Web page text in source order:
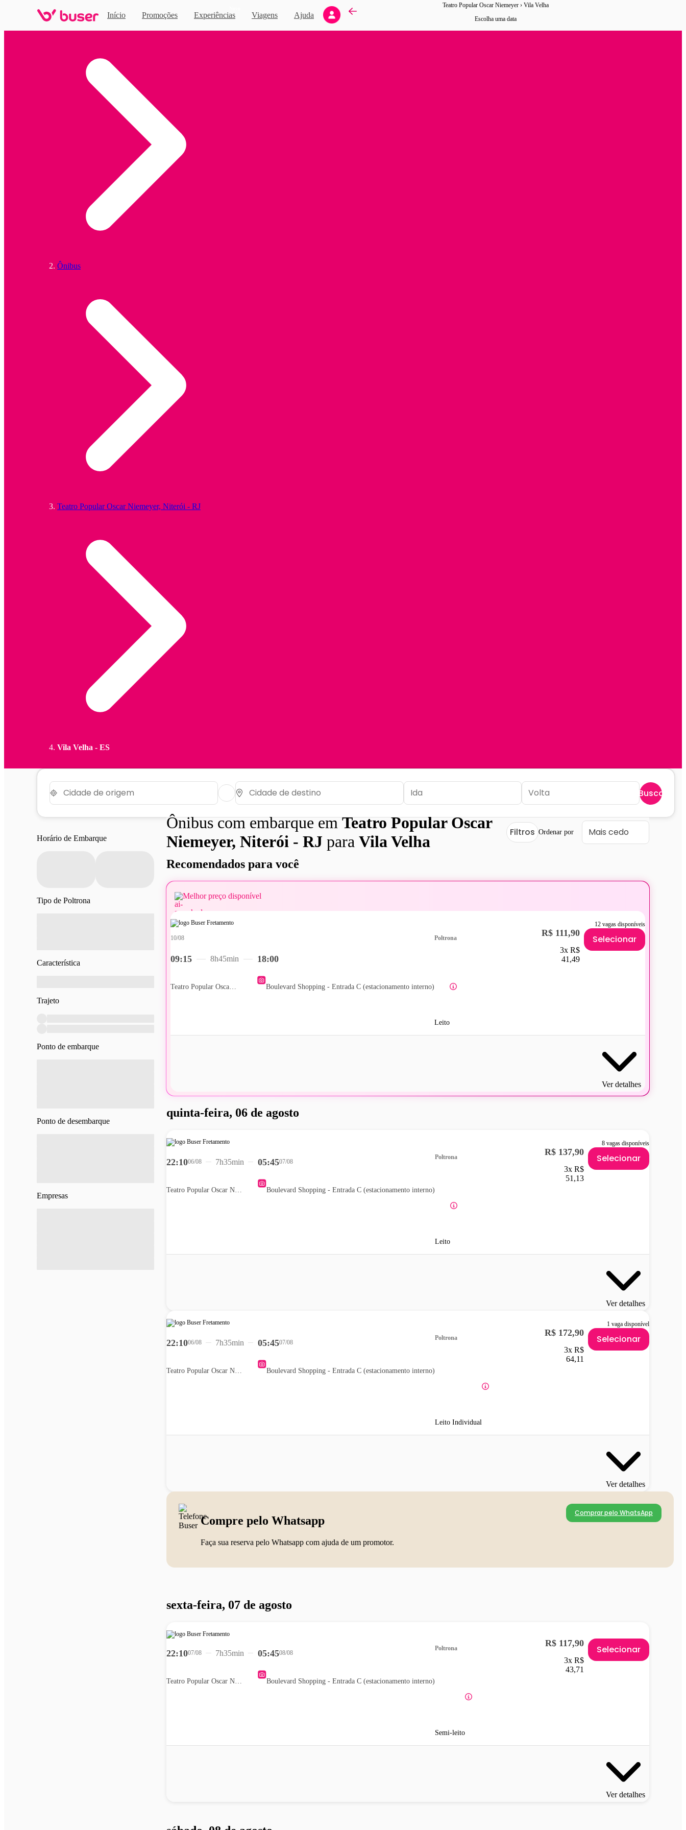
Início Promoções Experiências Viagens Ajuda
Teatro Popular Oscar Niemeyer › Vila Velha
Escolha uma data
Ônibus
Teatro Popular Oscar Niemeyer, Niterói - RJ
Vila Velha - ES
Buscar
Horário de Embarque
Tipo de Poltrona
Característica
Trajeto
Ponto de embarque
Ponto de desembarque
Empresas
Ônibus com embarque emTeatro Popular Oscar
Niemeyer, Niterói - RJ para Vila Velha Filtros Ordenar por
Recomendados para você
Melhor preço disponível
12 vagas disponíveis
09:15
10/08
Teatro Popular Oscar Niemeyer
18:00
Boulevard Shopping - Entrada C (estacionamento interno)
8h45min
Poltrona
Leito
R$ 111,90
3x R$
41,49
Selecionar
Ver detalhes
quinta-feira, 06 de agosto
8 vagas disponíveis
22:1006/08 05:4507/08
Boulevard Shopping - Entrada C (estacionamento interno)
7h35min
Poltrona
Leito
R$ 137,90
3x R$
51,13
Selecionar
Ver detalhes
1 vaga disponível
22:1006/08 05:4507/08
Boulevard Shopping - Entrada C (estacionamento interno)
7h35min
Poltrona
Leito Individual
R$ 172,90
3x R$
64,11
Selecionar
Ver detalhes
Compre pelo Whatsapp
Faça sua reserva pelo Whatsapp com ajuda de um promotor.
Comprar pelo WhatsApp
sexta-feira, 07 de agosto
22:1007/08 05:4508/08
Boulevard Shopping - Entrada C (estacionamento interno)
7h35min
Poltrona
Semi-leito
R$ 117,90
3x R$
43,71
Selecionar
Ver detalhes